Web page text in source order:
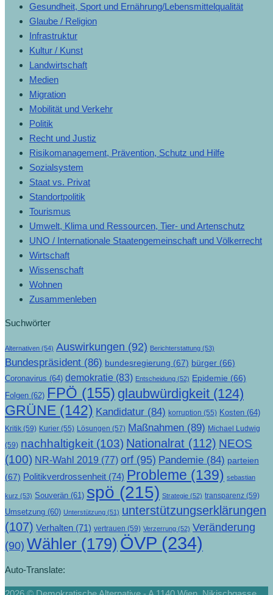
Gesundheit, Sport und Ernährung/Lebensmittelqualität
Glaube / Religion
Infrastruktur
Kultur / Kunst
Landwirtschaft
Medien
Migration
Mobilität und Verkehr
Politik
Recht und Justiz
Risikomanagement, Prävention, Schutz und Hilfe
Sozialsystem
Staat vs. Privat
Standortpolitik
Tourismus
Umwelt, Klima und Ressourcen, Tier- und Artenschutz
UNO / Internationale Staatengemeinschaft und Völkerrecht
Wirtschaft
Wissenschaft
Wohnen
Zusammenleben
Suchwörter
Alternativen (54) Auswirkungen (92) Berichterstattung (53)
Bundespräsident (86) bundesregierung (67) bürger (66)
Coronavirus (64) demokratie (83) Entscheidung (52) Epidemie (66)
Folgen (62) FPÖ (155) glaubwürdigkeit (124)
GRÜNE (142) Kandidatur (84) korruption (55) Kosten (64)
Kritik (59) Kurier (55) Lösungen (57) Maßnahmen (89) Michael Ludwig
(59) nachhaltigkeit (103) Nationalrat (112) NEOS
(100) NR-Wahl 2019 (77) orf (95) Pandemie (84) parteien
(67) Politikverdrossenheit (74) Probleme (139) sebastian
kurz (53) Souverän (61) spö (215) Strategie (52) transparenz (59)
Umsetzung (60) Unterstützung (51) unterstützungserklärungen
(107) Verhalten (71) vertrauen (59) Verzerrung (52) Veränderung
(90) Wähler (179) ÖVP (234)
Auto-Translate: